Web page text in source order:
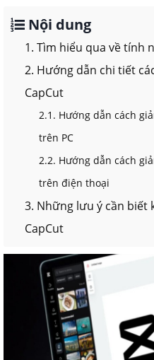
Nội dung
1. Tìm hiểu qua về tính
2. Hướng dẫn chi tiết
CapCut
2.1. Hướng dẫn cách
trên PC
2.2. Hướng dẫn cách
trên điện thoại
3. Những lưu ý cần biết
CapCut